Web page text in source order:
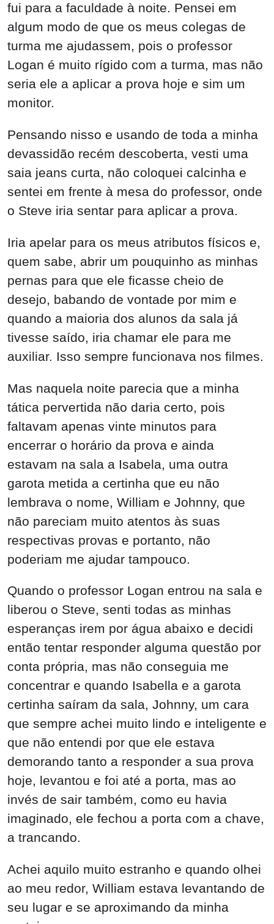
Mas naquela noite parecia que a minha
tática pervertida não daria certo, pois
faltavam apenas vinte minutos para
encerrar o horário da prova e ainda
estavam na sala a Isabela, uma outra
garota metida a certinha que eu não
lembrava o nome, William e Johnny, que
não pareciam muito atentos às suas
respectivas provas e portanto, não
poderiam me ajudar tampouco.
Quando o professor Logan entrou na sala e
liberou o Steve, senti todas as minhas
esperanças irem por água abaixo e decidi
então tentar responder alguma questão por
conta própria, mas não conseguia me
concentrar e quando Isabella e a garota
certinha saíram da sala, Johnny, um cara
que sempre achei muito lindo e inteligente e
que não entendi por que ele estava
demorando tanto a responder a sua prova
hoje, levantou e foi até a porta, mas ao
invés de sair também, como eu havia
imaginado, ele fechou a porta com a chave,
a trancando.
Achei aquilo muito estranho e quando olhei
ao meu redor, William estava levantando de
seu lugar e se aproximando da minha